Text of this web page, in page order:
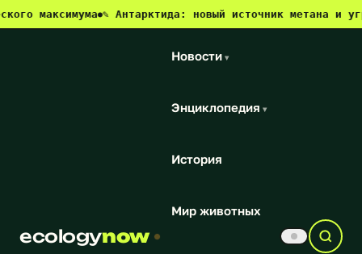
●✎ Антарктида: новый источник метана и угроза
ecologynow
Новости ▾
Энциклопедия ▾
История
Мир животных